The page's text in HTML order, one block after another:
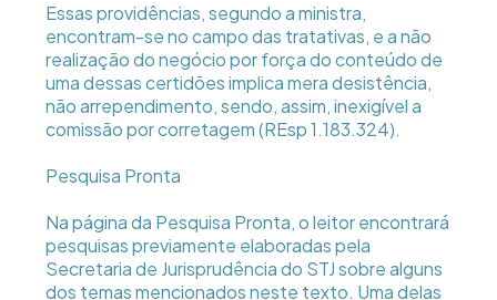
Essas providências, segundo a ministra,
encontram-se no campo das tratativas, e a não
realização do negócio por força do conteúdo de
uma dessas certidões implica mera desistência,
não arrependimento, sendo, assim, inexigível a
comissão por corretagem (REsp 1.183.324).
Pesquisa Pronta
Na página da Pesquisa Pronta, o leitor encontrará
pesquisas previamente elaboradas pela
Secretaria de Jurisprudência do STJ sobre alguns
dos temas mencionados neste texto. Uma delas